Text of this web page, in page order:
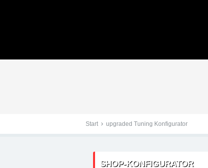
Tuningteile: Lancia
Start upgraded Tuning Konfigurator
SHOP-KONFIGURATOR